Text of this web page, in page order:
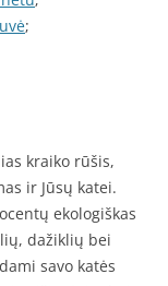
;
kraiko rūšis,
ir Jūsų katei.
ekologiškas
dažiklių bei
savo katės